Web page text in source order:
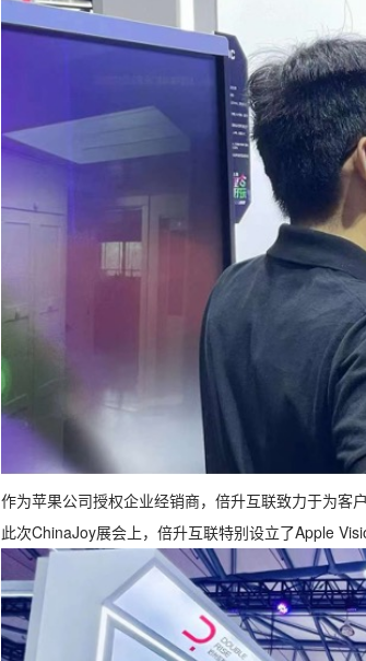
作为苹果公司授权企业经销商，倍升互联致力于为客
此次ChinaJoy展会上，倍升互联特别设立了Apple